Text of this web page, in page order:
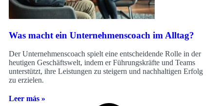
Was macht ein Unternehmenscoach im Alltag?
Der Unternehmenscoach spielt eine entscheidende Rolle in der
heutigen Geschäftswelt, indem er Führungskräfte und Teams
unterstützt, ihre Leistungen zu steigern und nachhaltigen Erfolg
zu erzielen.
Leer más »